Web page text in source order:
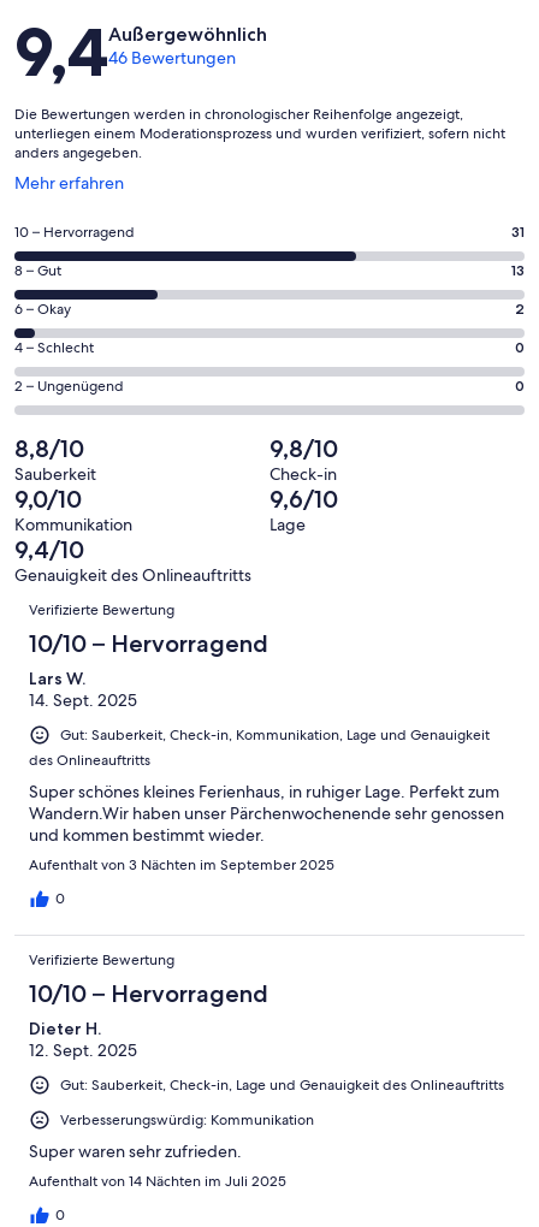
Bewertungen
9,4Außergewöhnlich
46 Bewertungen
Die Bewertungen werden in chronologischer Reihenfolge angezeigt,
unterliegen einem Moderationsprozess und wurden verifiziert, sofern nicht
anders angegeben.
Mehr erfahren
Wird
einem
neuen
Fenster
geöffnet
31
von
insgesamt
46
Gästebewertungen
haben
eine
Bewertung
von
10
-
Hervorragend
10 – Hervorragend 31
13
von
insgesamt
46
Gästebewertungen
haben
Bewertung
von
8
-
Gut
8 – Gut 13
2
von
insgesamt
46
Gästebewertungen
haben
eine
Bewertung
von
6
-
Okay
6 – Okay 2
0
von
insgesamt
Gästebewertungen
haben
eine
Bewertung
von
4
4 – Schlecht 0
0
von
insgesamt
46
Gästebewertungen
haben
eine
Bewertung
2 – Ungenügend 0
8,8/10
Sauberkeit
9,8/10
Check-in
9,0/10
Kommunikation
9,6/10
Lage
9,4/10
Genauigkeit des Onlineauftritts
Bewertungen
Verifizierte Bewertung
10/10 – Hervorragend
Lars W.
14. Sept. 2025
Gut: Sauberkeit, Check-in, Kommunikation, Lage und Genauigkeit
des Onlineauftritts
Super schönes kleines Ferienhaus, in ruhiger Lage. Perfekt zum
Wandern.Wir haben unser Pärchenwochenende sehr genossen
und kommen bestimmt wieder.
Aufenthalt von 3 Nächten im September 2025
0
Verifizierte Bewertung
10/10 – Hervorragend
Dieter H.
12. Sept. 2025
Gut: Sauberkeit, Check-in, Lage und Genauigkeit des Onlineauftritts
Verbesserungswürdig: Kommunikation
Super waren sehr zufrieden.
Aufenthalt von 14 Nächten im Juli 2025
0